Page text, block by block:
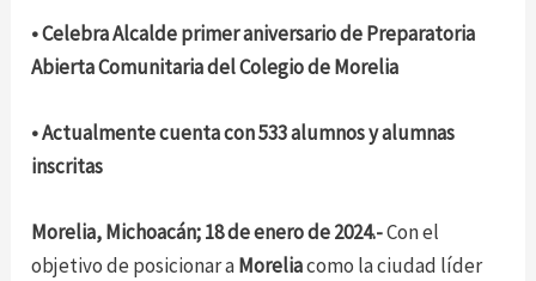
• Celebra Alcalde primer aniversario de Preparatoria
Abierta Comunitaria del Colegio de Morelia
• Actualmente cuenta con 533 alumnos y alumnas
inscritas
Morelia, Michoacán; 18 de enero de 2024.-Con el
objetivo de posicionar aMoreliacomo la ciudad líder